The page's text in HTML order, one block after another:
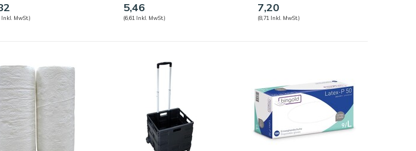
Inkl. MwSt.)
5,46
(6,61 Inkl. MwSt.)
7,20
(8,71 Inkl. MwSt.)